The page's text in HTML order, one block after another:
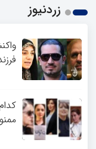
زردنیوز